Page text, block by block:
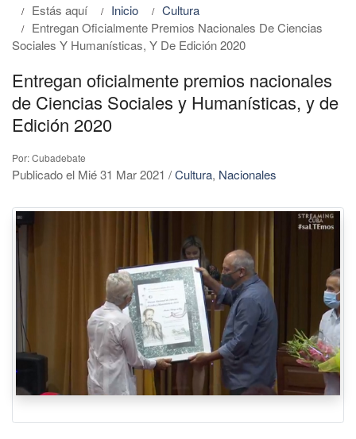
Estás aquí Inicio
Cultura
Entregan Oficialmente Premios Nacionales De Ciencias
Sociales Y Humanísticas, Y De Edición 2020
Entregan oficialmente premios nacionales
de Ciencias Sociales y Humanísticas, y de
Edición 2020
Por: Cubadebate
Publicado el Mié 31 Mar 2021 /Cultura, Nacionales